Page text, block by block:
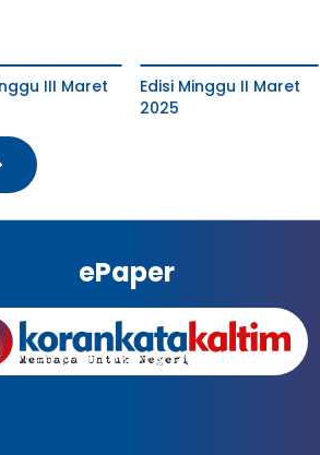
III Maret
Edisi Minggu II Maret
2025
ePaper